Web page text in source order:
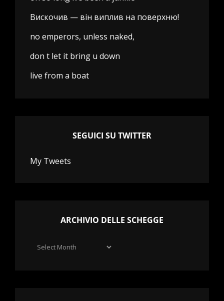
Вискочив — він виплив на поверхню!
no emperors, unless naked,
don t let it bring u down
live from a boat
SEGUICI SU TWITTER
My Tweets
ARCHIVIO DELLE SCHEGGE
Archivio